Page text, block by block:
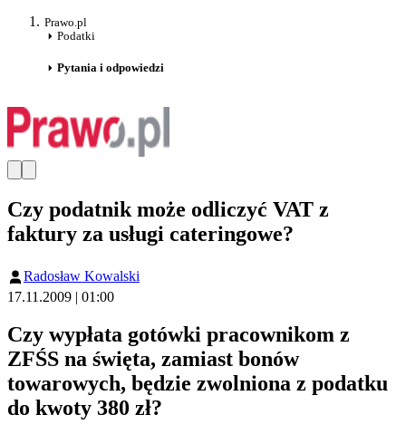
Prawo.pl
Podatki
Pytania i odpowiedzi
Czy podatnik może odliczyć VAT z
faktury za usługi cateringowe?
Radosław Kowalski
17.11.2009 | 01:00
Czy wypłata gotówki pracownikom z
ZFŚS na święta, zamiast bonów
towarowych, będzie zwolniona z podatku
do kwoty 380 zł?